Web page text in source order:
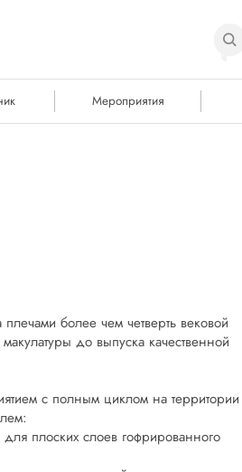
Мероприятия
более чем четверть вековой
до выпуска качественной
с полным циклом на территории
плоских слоев гофрированного